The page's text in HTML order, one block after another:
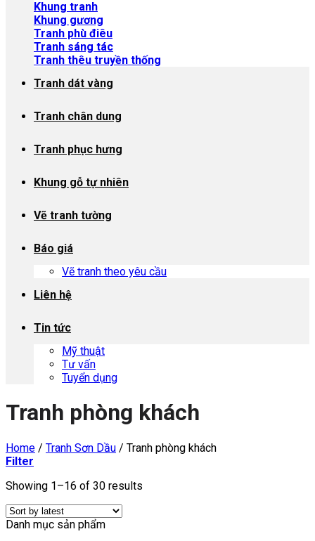
Khung tranh
Khung gương
Tranh phù điêu
Tranh sáng tác
Tranh thêu truyền thống
Tranh dát vàng
Tranh chân dung
Tranh phục hưng
Khung gỗ tự nhiên
Vẽ tranh tường
Báo giá
Vẽ tranh theo yêu cầu
Liên hệ
Tin tức
Mỹ thuật
Tư vấn
Tuyển dụng
Tranh phòng khách
Home / Tranh Sơn Dầu / Tranh phòng khách
Filter
Showing 1–16 of 30 results
Danh mục sản phẩm